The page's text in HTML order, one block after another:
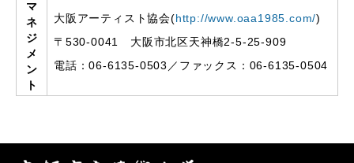
マ
ネ
ジ
メ
ン
ト
大阪アーティスト協会( http://www.oaa1985.com/)
〒530-0041 大阪市北区天神橋2-5-25-909
電話：06-6135-0503／ファックス：06-6135-0504